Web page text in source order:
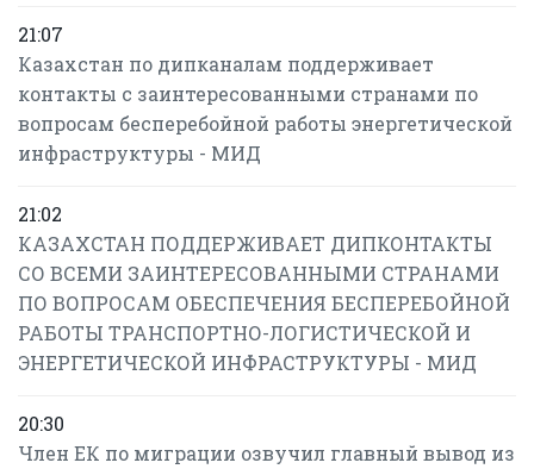
21:07
Казахстан по дипканалам поддерживает
контакты с заинтересованными странами по
вопросам бесперебойной работы энергетической
инфраструктуры - МИД
21:02
КАЗАХСТАН ПОДДЕРЖИВАЕТ ДИПКОНТАКТЫ
СО ВСЕМИ ЗАИНТЕРЕСОВАННЫМИ СТРАНАМИ
ПО ВОПРОСАМ ОБЕСПЕЧЕНИЯ БЕСПЕРЕБОЙНОЙ
РАБОТЫ ТРАНСПОРТНО-ЛОГИСТИЧЕСКОЙ И
ЭНЕРГЕТИЧЕСКОЙ ИНФРАСТРУКТУРЫ - МИД
20:30
Член ЕК по миграции озвучил главный вывод из